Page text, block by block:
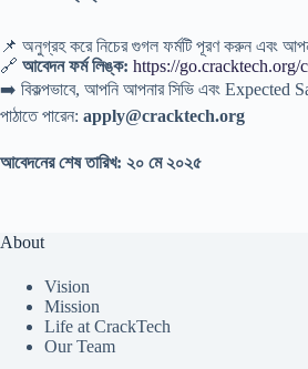
📌 অনুগ্রহ করে নিচের গুগল ফর্মটি পূরণ করুন এবং
🔗 আবেদন ফর্ম লিঙ্ক: https://go.cracktech.org/
➡️ বিকল্পভাবে, আপনি আপনার সিভি এবং Expected
পাঠাতে পারেন: apply@cracktech.org
আবেদনের শেষ তারিখ: ২০ মে ২০২৫
About
Vision
Mission
Life at CrackTech
Our Team